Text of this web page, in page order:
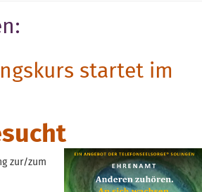
startet im
zur/zum